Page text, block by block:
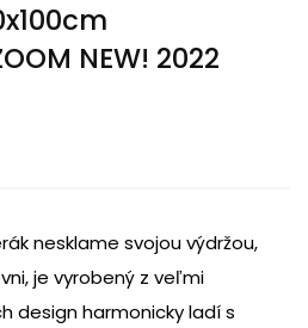
NEW! 2022
nesklame svojou výdržou,
je vyrobený z veľmi
design harmonicky ladí s